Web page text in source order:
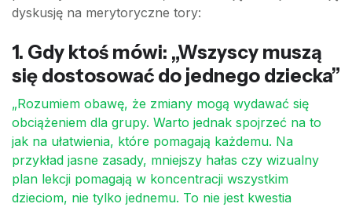
dyskusję na merytoryczne tory:
1. Gdy ktoś mówi: „Wszyscy muszą
się dostosować do jednego dziecka”
„Rozumiem obawę, że zmiany mogą wydawać się
obciążeniem dla grupy. Warto jednak spojrzeć na to
jak na ułatwienia, które pomagają każdemu. Na
przykład jasne zasady, mniejszy hałas czy wizualny
plan lekcji pomagają w koncentracji wszystkim
dzieciom, nie tylko jednemu. To nie jest kwestia